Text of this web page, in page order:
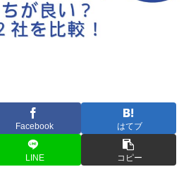
Facebook はてブ
LINE コピー